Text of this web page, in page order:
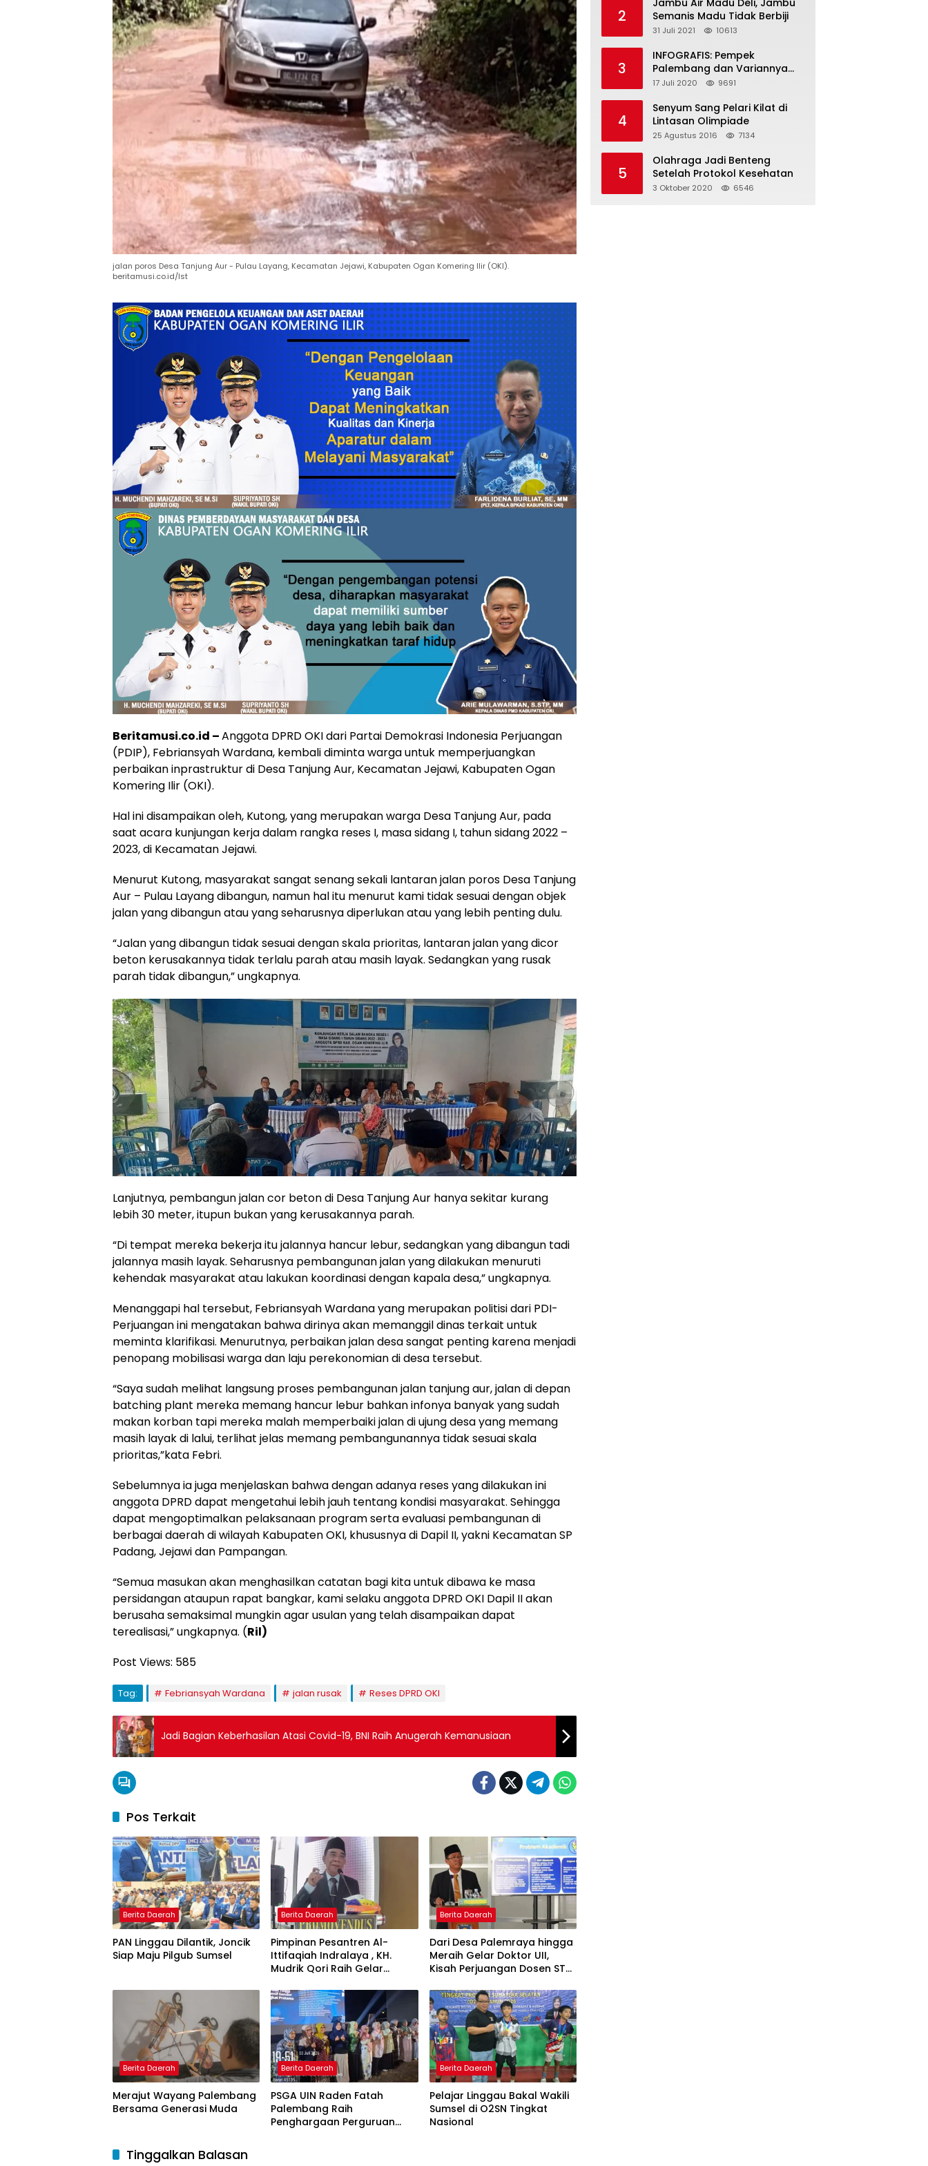
jalan poros Desa Tanjung Aur - Pulau Layang, Kecamatan Jejawi, Kabupaten Ogan Komering Ilir (OKI).
beritamusi.co.id/Ist
Beritamusi.co.id –Anggota DPRD OKI dari Partai Demokrasi Indonesia Perjuangan
(PDIP), Febriansyah Wardana, kembali diminta warga untuk memperjuangkan
perbaikan inprastruktur di Desa Tanjung Aur, Kecamatan Jejawi, Kabupaten Ogan
Komering Ilir (OKI).
Hal ini disampaikan oleh, Kutong, yang merupakan warga Desa Tanjung Aur, pada
saat acara kunjungan kerja dalam rangka reses I, masa sidang I, tahun sidang 2022 –
2023, di Kecamatan Jejawi.
Menurut Kutong, masyarakat sangat senang sekali lantaran jalan poros Desa Tanjung
Aur – Pulau Layang dibangun, namun hal itu menurut kami tidak sesuai dengan objek
jalan yang dibangun atau yang seharusnya diperlukan atau yang lebih penting dulu.
“Jalan yang dibangun tidak sesuai dengan skala prioritas, lantaran jalan yang dicor
beton kerusakannya tidak terlalu parah atau masih layak. Sedangkan yang rusak
parah tidak dibangun,” ungkapnya.
Lanjutnya, pembangun jalan cor beton di Desa Tanjung Aur hanya sekitar kurang
lebih 30 meter, itupun bukan yang kerusakannya parah.
“Di tempat mereka bekerja itu jalannya hancur lebur, sedangkan yang dibangun tadi
jalannya masih layak. Seharusnya pembangunan jalan yang dilakukan menuruti
kehendak masyarakat atau lakukan koordinasi dengan kapala desa,” ungkapnya.
Menanggapi hal tersebut, Febriansyah Wardana yang merupakan politisi dari PDI-
Perjuangan ini mengatakan bahwa dirinya akan memanggil dinas terkait untuk
meminta klarifikasi. Menurutnya, perbaikan jalan desa sangat penting karena menjadi
penopang mobilisasi warga dan laju perekonomian di desa tersebut.
“Saya sudah melihat langsung proses pembangunan jalan tanjung aur, jalan di depan
batching plant mereka memang hancur lebur bahkan infonya banyak yang sudah
makan korban tapi mereka malah memperbaiki jalan di ujung desa yang memang
masih layak di lalui, terlihat jelas memang pembangunannya tidak sesuai skala
prioritas,”kata Febri.
Sebelumnya ia juga menjelaskan bahwa dengan adanya reses yang dilakukan ini
anggota DPRD dapat mengetahui lebih jauh tentang kondisi masyarakat. Sehingga
dapat mengoptimalkan pelaksanaan program serta evaluasi pembangunan di
berbagai daerah di wilayah Kabupaten OKI, khususnya di Dapil II, yakni Kecamatan SP
Padang, Jejawi dan Pampangan.
“Semua masukan akan menghasilkan catatan bagi kita untuk dibawa ke masa
persidangan ataupun rapat bangkar, kami selaku anggota DPRD OKI Dapil II akan
berusaha semaksimal mungkin agar usulan yang telah disampaikan dapat
terealisasi,” ungkapnya. (Ril)
Post Views: 585
Tag: Febriansyah Wardana jalan rusak Reses DPRD OKI
Jadi Bagian Keberhasilan Atasi Covid-19, BNI Raih Anugerah Kemanusiaan
Pos Terkait
Berita Daerah
PAN Linggau Dilantik, Joncik
Siap Maju Pilgub Sumsel
Berita Daerah
Pimpinan Pesantren Al-
Ittifaqiah Indralaya , KH.
Mudrik Qori Raih Gelar
Model Pembelajaran
Nagham Al-Qur’an di UMM
Berita Daerah
Dari Desa Palemraya hingga
Meraih Gelar Doktor UII,
Kisah Perjuangan Dosen STAI
Menjadi Driver Taksi Online
Berita Daerah
Merajut Wayang Palembang
Bersama Generasi Muda
Berita Daerah
PSGA UIN Raden Fatah
Palembang Raih
Penghargaan Perguruan
Berita Daerah
Pelajar Linggau Bakal Wakili
Sumsel di O2SN Tingkat
Nasional
Tinggalkan Balasan
2
Jambu Air Madu Deli, Jambu
Semanis Madu Tidak Berbiji
31 Juli 2021 10613
3
INFOGRAFIS: Pempek
Palembang dan Variannya
yang Melegenda
17 Juli 2020 9691
4
Senyum Sang Pelari Kilat di
Lintasan Olimpiade
25 Agustus 2016 7134
5
Olahraga Jadi Benteng
Setelah Protokol Kesehatan
3 Oktober 2020 6546